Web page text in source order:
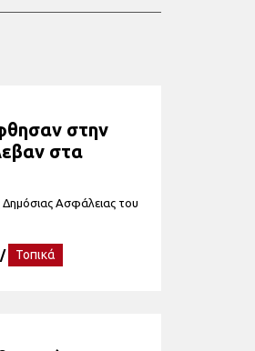
στην
στα
Ασφάλειας του
/ Τοπικά